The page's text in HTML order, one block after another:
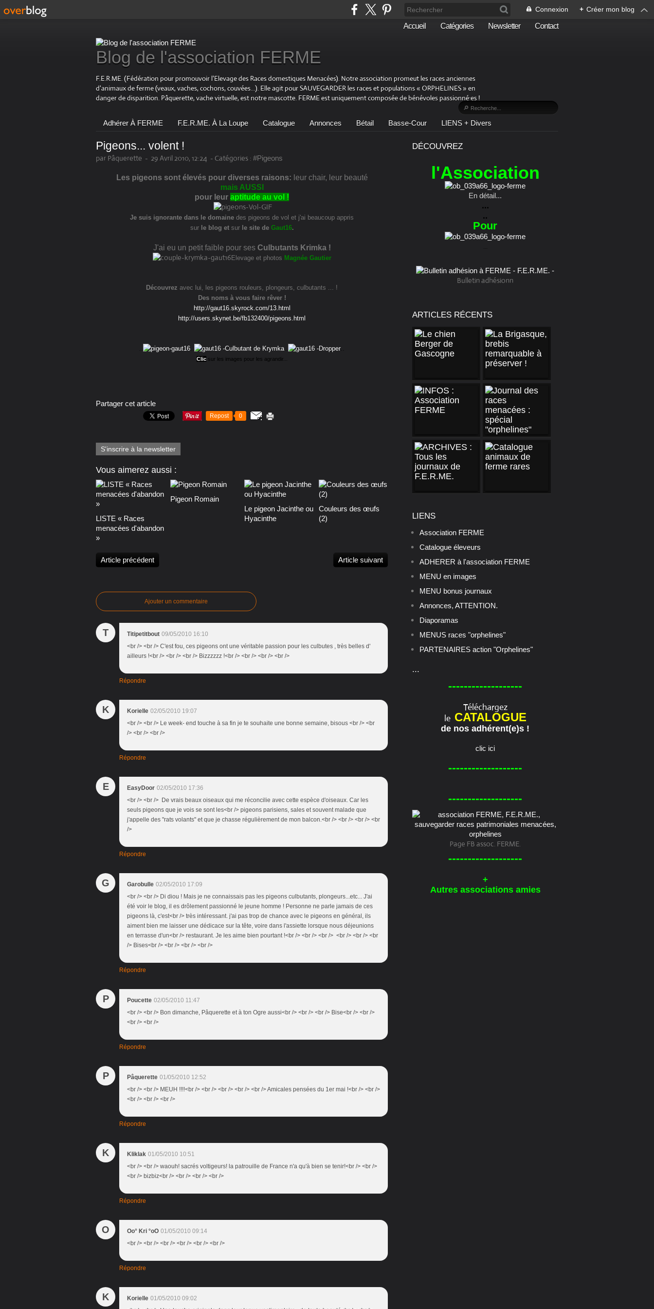
Connexion + Créer mon blog
Accueil Catégories Newsletter Contact
Blog de l'association FERME
F.E.R.ME. (Fédération pour promouvoir l'Elevage des Races domestiques Menacées). Notre association promeut les races anciennes
d'animaux de ferme (veaux, vaches, cochons, couvées…). Elle agit pour SAUVEGARDER les races et populations « ORPHELINES » en
danger de disparition. Pâquerette, vache virtuelle, est notre mascotte. FERME est uniquement composée de bénévoles passionné·es !
Adhérer À FERME F.E.R.ME. À La Loupe Catalogue Annonces Bétail Basse-Cour LIENS + Divers
Pigeons... volent !
par Pâquerette - 29 Avril 2010, 12:24 - Catégories : #Pigeons
Les pigeons sont élevés pour diverses raisons: leur chair, leur beauté
mais AUSSI
pour leur aptitude au vol !
Je suis ignorante dans le domaine des pigeons de vol et j'ai beaucoup appris
sur le blog etsur le site de Gaut16.
J'ai eu un petit faible pour ses Culbutants Krimka !
Elevage et photos Magnée Gautier
Découvrez avec lui, les pigeons rouleurs, plongeurs, culbutants ... !
Des noms à vous faire rêver !
http://gaut16.skyrock.com/13.html
http://users.skynet.be/fb132400/pigeons.html
.. .. .. ..
Clicsur les images pour les agrandir...
Partager cet article
Repost 0
S'inscrire à la newsletter
Vous aimerez aussi :
LISTE « Races
menacées d'abandon
»
Pigeon Romain
Le pigeon Jacinthe ou
Hyacinthe
Couleurs des œufs
(2)
Article précédent Article suivant
Ajouter un commentaire
T Titipetitbout 09/05/2010 16:10
<br /> <br /> C'est fou, ces pigeons ont une véritable passion pour les culbutes , très belles d'
ailleurs !<br /> <br /> <br /> Bizzzzzz !<br /> <br /> <br /> <br />
Répondre
K Korielle 02/05/2010 19:07
<br /> <br /> Le week- end touche à sa fin je te souhaite une bonne semaine, bisous <br /> <br
/> <br /> <br />
Répondre
E EasyDoor 02/05/2010 17:36
<br /> <br /> De vrais beaux oiseaux qui me réconcilie avec cette espèce d'oiseaux. Car les
seuls pigeons que je vois se sont les<br /> pigeons parisiens, sales et souvent malade que
j'appelle des "rats volants" et que je chasse régulièrement de mon balcon.<br /> <br /> <br /> <br
/>
Répondre
G Garobulle 02/05/2010 17:09
<br /> <br /> Di diou ! Mais je ne connaissais pas les pigeons culbutants, plongeurs...etc... J'ai
été voir le blog, il es drôlement passionné le jeune homme ! Personne ne parle jamais de ces
pigeons là, c'est<br /> très intéressant. j'ai pas trop de chance avec le pigeons en général, ils
aiment bien me laisser une dédicace sur la tête, voire dans l'assiette lorsque nous déjeunions
en terrasse d'un<br /> restaurant. Je les aime bien pourtant !<br /> <br /> <br /> <br /> <br /> <br
/> Bises<br /> <br /> <br /> <br />
Répondre
P Poucette 02/05/2010 11:47
<br /> <br /> Bon dimanche, Pâquerette et à ton Ogre aussi<br /> <br /> <br /> Bise<br /> <br />
<br /> <br />
Répondre
P Pâquerette 01/05/2010 12:52
<br /> <br /> MEUH !!!!<br /> <br /> <br /> <br /> <br /> Amicales pensées du 1er mai !<br /> <br />
<br /> <br /> <br />
Répondre
K Kliklak 01/05/2010 10:51
<br /> <br /> waouh! sacrés voltigeurs! la patrouille de France n'a qu'à bien se tenir!<br /> <br />
<br /> bizbiz<br /> <br /> <br /> <br />
Répondre
O Oo° Kri °oO 01/05/2010 09:14
<br /> <br /> <br /> <br /> <br /> <br />
Répondre
K Korielle 01/05/2010 09:02
DÉCOUVREZ
l'Association
En détail...
...
..
Pour
Bulletin adhésionn
ARTICLES RÉCENTS
LIENS
Association FERME
Catalogue éleveurs
ADHERER à l'association FERME
MENU en images
MENU bonus journaux
Annonces, ATTENTION.
Diaporamas
MENUS races "orphelines"
PARTENAIRES action "Orphelines"
...
-------------------
Téléchargez
le CATALOGUE
de nos adhérent(e)s !
clic ici
-------------------
-------------------
Page FB assoc. FERME.
-------------------
+
Autres associations amies